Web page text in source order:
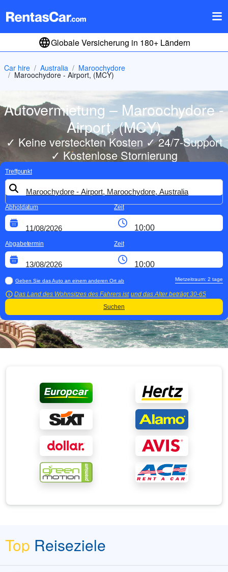
Globale Versicherung in 180+ Ländern
Car hire Australia Maroochydore
Maroochydore - Airport, (MCY)
Autovermietung – Maroochydore -
Airport, (MCY)
✓ Keine versteckten Kosten ✓ 24/7-Support
✓ Kostenlose Stornierung
Treffpunkt
Abholdatum Zeit
Abgabetermin Zeit
Geben Sie das Auto an einem anderen Ort ab
Das Land des Wohnsitzes des Fahrers ist und das Alter beträgt30-65
Mietzeitraum: 2 tage
Suchen
Top Reiseziele